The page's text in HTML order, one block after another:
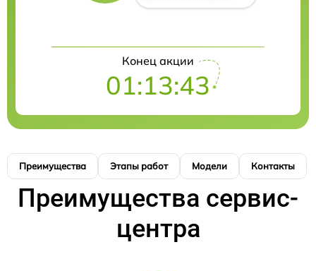
Конец акции
01:13:43
Преимущества Этапы работ Модели Контакты
Преимущества сервис-
центра